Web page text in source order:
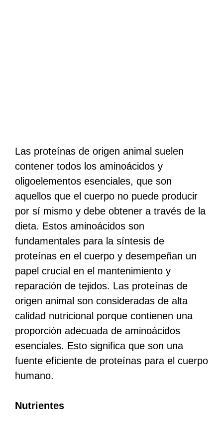
Las proteínas de origen animal suelen
contener todos los aminoácidos y
oligoelementos esenciales, que son
aquellos que el cuerpo no puede producir
por sí mismo y debe obtener a través de la
dieta. Estos aminoácidos son
fundamentales para la síntesis de
proteínas en el cuerpo y desempeñan un
papel crucial en el mantenimiento y
reparación de tejidos. Las proteínas de
origen animal son consideradas de alta
calidad nutricional porque contienen una
proporción adecuada de aminoácidos
esenciales. Esto significa que son una
fuente eficiente de proteínas para el cuerpo
humano.
Nutrientes